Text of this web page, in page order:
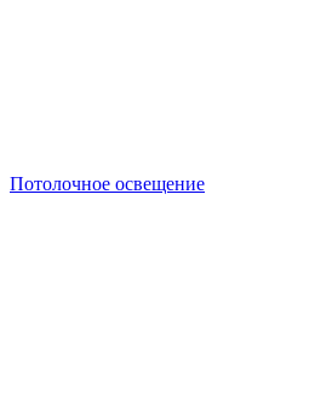
Потолочное освещение